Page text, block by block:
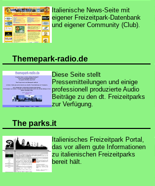
Italienische News-Seite mit
eigener Freizeitpark-Datenbank
und eigener Community (Club).
Themepark-radio.de
Diese Seite stellt
Pressemitteilungen und einige
professionell produzierte Audio
Beiträge zu den dt. Freizeitparks
zur Verfügung.
The parks.it
Italienisches Freizeitpark Portal,
das vor allem gute Informationen
zu italienischen Freizeitparks
bereit hält.